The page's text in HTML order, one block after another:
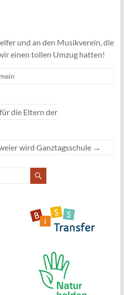
und an den Musikverein, die
einen tollen Umzug hatten!
die Eltern der
wird Ganztagsschule →